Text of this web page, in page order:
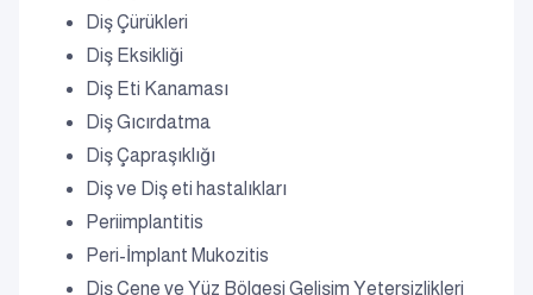
Diş Çürükleri
Diş Eksikliği
Diş Eti Kanaması
Diş Gıcırdatma
Diş Çapraşıklığı
Diş ve Diş eti hastalıkları
Periimplantitis
Peri-İmplant Mukozitis
Diş Çene ve Yüz Bölgesi Gelişim Yetersizlikleri